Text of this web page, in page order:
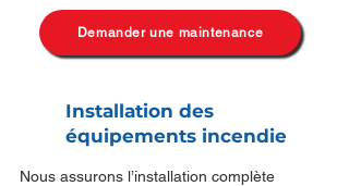
Demander une maintenance
Installation des
équipements incendie
Nous assurons l’installation complète